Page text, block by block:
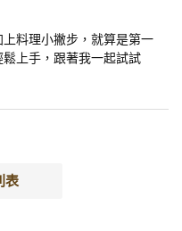
料理小撇步，就算是第一
上手，跟著我一起試試
表